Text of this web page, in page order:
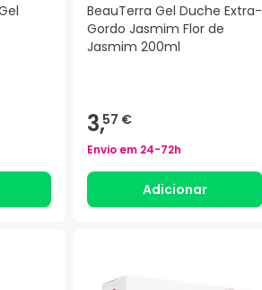
BeauTerra Gel Duche Extra-
Gordo Jasmim Flor de
Jasmim 200ml
3,57 €
Envio em 24-72h
Adicionar